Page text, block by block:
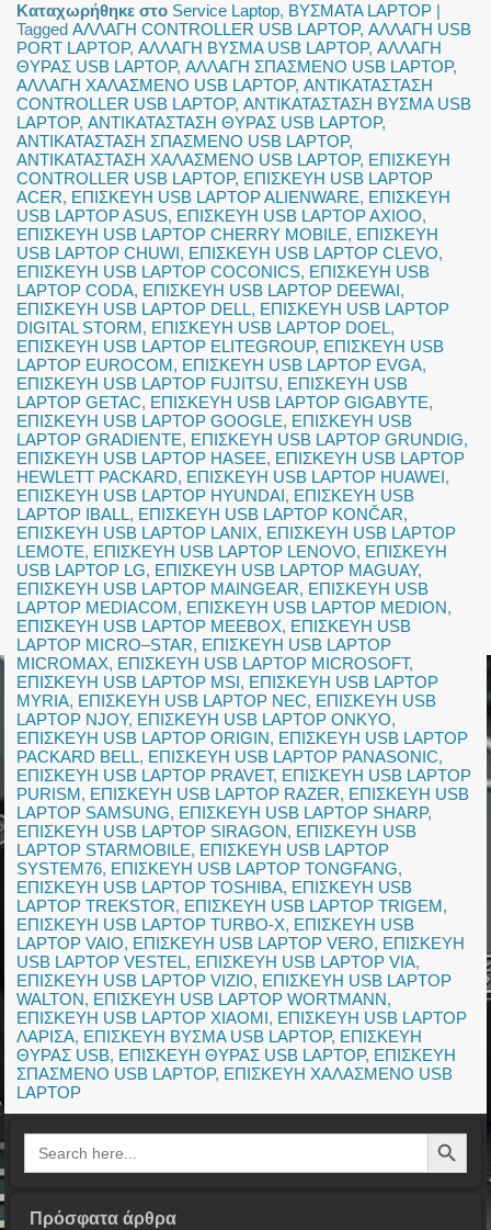
Καταχωρήθηκε στο Service Laptop, ΒΥΣΜΑΤΑ LAPTOP |
Tagged ΑΛΛΑΓΗ CONTROLLER USB LAPTOP,ΑΛΛΑΓΗ USB
PORT LAPTOP,ΑΛΛΑΓΗ ΒΥΣΜΑ USB LAPTOP,ΑΛΛΑΓΗ
ΘΥΡΑΣ USB LAPTOP,ΑΛΛΑΓΗ ΣΠΑΣΜΕΝΟ USB LAPTOP,
ΑΛΛΑΓΗ ΧΑΛΑΣΜΕΝΟ USB LAPTOP,ΑΝΤΙΚΑΤΑΣΤΑΣΗ
CONTROLLER USB LAPTOP,ΑΝΤΙΚΑΤΑΣΤΑΣΗ ΒΥΣΜΑ USB
LAPTOP,ΑΝΤΙΚΑΤΑΣΤΑΣΗ ΘΥΡΑΣ USB LAPTOP,
ΑΝΤΙΚΑΤΑΣΤΑΣΗ ΣΠΑΣΜΕΝΟ USB LAPTOP,
ΑΝΤΙΚΑΤΑΣΤΑΣΗ ΧΑΛΑΣΜΕΝΟ USB LAPTOP, ΕΠΙΣΚΕΥΗ
CONTROLLER USB LAPTOP, ΕΠΙΣΚΕΥΗ USB LAPTOP
ACER, ΕΠΙΣΚΕΥΗ USB LAPTOP ALIENWARE, ΕΠΙΣΚΕΥΗ
USB LAPTOP ASUS, ΕΠΙΣΚΕΥΗ USB LAPTOP AXIOO,
ΕΠΙΣΚΕΥΗ USB LAPTOP CHERRY MOBILE, ΕΠΙΣΚΕΥΗ
USB LAPTOP CHUWI, ΕΠΙΣΚΕΥΗ USB LAPTOP CLEVO,
ΕΠΙΣΚΕΥΗ USB LAPTOP COCONICS, ΕΠΙΣΚΕΥΗ USB
LAPTOP CODA, ΕΠΙΣΚΕΥΗ USB LAPTOP DEEWAI,
ΕΠΙΣΚΕΥΗ USB LAPTOP DELL, ΕΠΙΣΚΕΥΗ USB LAPTOP
DIGITAL STORM, ΕΠΙΣΚΕΥΗ USB LAPTOP DOEL,
ΕΠΙΣΚΕΥΗ USB LAPTOP ELITEGROUP, ΕΠΙΣΚΕΥΗ USB
LAPTOP EUROCOM, ΕΠΙΣΚΕΥΗ USB LAPTOP EVGA,
ΕΠΙΣΚΕΥΗ USB LAPTOP FUJITSU, ΕΠΙΣΚΕΥΗ USB
LAPTOP GETAC, ΕΠΙΣΚΕΥΗ USB LAPTOP GIGABYTE,
ΕΠΙΣΚΕΥΗ USB LAPTOP GOOGLE, ΕΠΙΣΚΕΥΗ USB
LAPTOP GRADIENTE, ΕΠΙΣΚΕΥΗ USB LAPTOP GRUNDIG,
ΕΠΙΣΚΕΥΗ USB LAPTOP HASEE, ΕΠΙΣΚΕΥΗ USB LAPTOP
HEWLETT PACKARD, ΕΠΙΣΚΕΥΗ USB LAPTOP HUAWEI,
ΕΠΙΣΚΕΥΗ USB LAPTOP HYUNDAI, ΕΠΙΣΚΕΥΗ USB
LAPTOP IBALL, ΕΠΙΣΚΕΥΗ USB LAPTOP KONČAR,
ΕΠΙΣΚΕΥΗ USB LAPTOP LANIX, ΕΠΙΣΚΕΥΗ USB LAPTOP
LEMOTE, ΕΠΙΣΚΕΥΗ USB LAPTOP LENOVO, ΕΠΙΣΚΕΥΗ
USB LAPTOP LG, ΕΠΙΣΚΕΥΗ USB LAPTOP MAGUAY,
ΕΠΙΣΚΕΥΗ USB LAPTOP MAINGEAR, ΕΠΙΣΚΕΥΗ USB
LAPTOP MEDIACOM, ΕΠΙΣΚΕΥΗ USB LAPTOP MEDION,
ΕΠΙΣΚΕΥΗ USB LAPTOP MEEBOX, ΕΠΙΣΚΕΥΗ USB
LAPTOP MICRO–STAR, ΕΠΙΣΚΕΥΗ USB LAPTOP
MICROMAX, ΕΠΙΣΚΕΥΗ USB LAPTOP MICROSOFT,
ΕΠΙΣΚΕΥΗ USB LAPTOP MSI, ΕΠΙΣΚΕΥΗ USB LAPTOP
MYRIA, ΕΠΙΣΚΕΥΗ USB LAPTOP NEC, ΕΠΙΣΚΕΥΗ USB
LAPTOP NJOY, ΕΠΙΣΚΕΥΗ USB LAPTOP ONKYO,
ΕΠΙΣΚΕΥΗ USB LAPTOP ORIGIN, ΕΠΙΣΚΕΥΗ USB LAPTOP
PACKARD BELL, ΕΠΙΣΚΕΥΗ USB LAPTOP PANASONIC,
ΕΠΙΣΚΕΥΗ USB LAPTOP PRAVET, ΕΠΙΣΚΕΥΗ USB LAPTOP
PURISM, ΕΠΙΣΚΕΥΗ USB LAPTOP RAZER, ΕΠΙΣΚΕΥΗ USB
LAPTOP SAMSUNG, ΕΠΙΣΚΕΥΗ USB LAPTOP SHARP,
ΕΠΙΣΚΕΥΗ USB LAPTOP SIRAGON, ΕΠΙΣΚΕΥΗ USB
LAPTOP STARMOBILE, ΕΠΙΣΚΕΥΗ USB LAPTOP
SYSTEM76, ΕΠΙΣΚΕΥΗ USB LAPTOP TONGFANG,
ΕΠΙΣΚΕΥΗ USB LAPTOP TOSHIBA, ΕΠΙΣΚΕΥΗ USB
LAPTOP TREKSTOR, ΕΠΙΣΚΕΥΗ USB LAPTOP TRIGEM,
ΕΠΙΣΚΕΥΗ USB LAPTOP TURBO-X, ΕΠΙΣΚΕΥΗ USB
LAPTOP VAIO, ΕΠΙΣΚΕΥΗ USB LAPTOP VERO, ΕΠΙΣΚΕΥΗ
USB LAPTOP VESTEL, ΕΠΙΣΚΕΥΗ USB LAPTOP VIA,
ΕΠΙΣΚΕΥΗ USB LAPTOP VIZIO, ΕΠΙΣΚΕΥΗ USB LAPTOP
WALTON, ΕΠΙΣΚΕΥΗ USB LAPTOP WORTMANN,
ΕΠΙΣΚΕΥΗ USB LAPTOP XIAOMI, ΕΠΙΣΚΕΥΗ USB LAPTOP
ΛΑΡΙΣΑ, ΕΠΙΣΚΕΥΗ ΒΥΣΜΑ USB LAPTOP, ΕΠΙΣΚΕΥΗ
ΘΥΡΑΣ USB, ΕΠΙΣΚΕΥΗ ΘΥΡΑΣ USB LAPTOP, ΕΠΙΣΚΕΥΗ
ΣΠΑΣΜΕΝΟ USB LAPTOP, ΕΠΙΣΚΕΥΗ ΧΑΛΑΣΜΕΝΟ USB
LAPTOP
Search
for:
Search Button
Πρόσφατα άρθρα